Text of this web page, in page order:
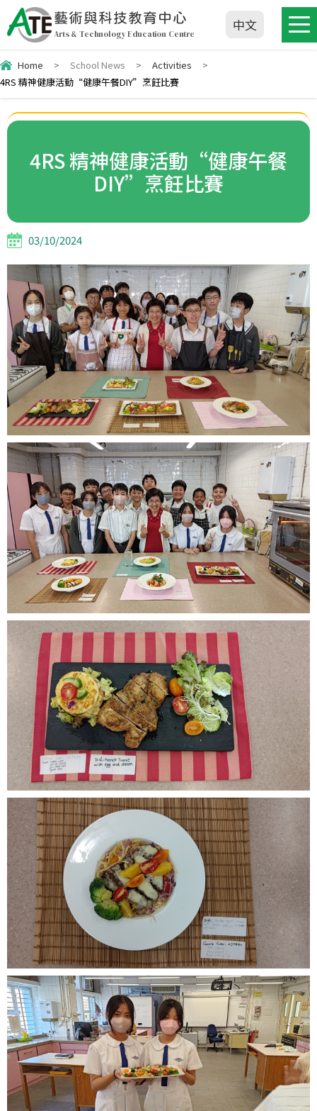
藝術與科技教育中心
Arts & Technology Education Centre
中文
Home > School News > Activities
>
4RS 精神健康活動“健康午餐DIY”烹飪比賽
4RS 精神健康活動“健康午餐
DIY”烹飪比賽
03/10/2024